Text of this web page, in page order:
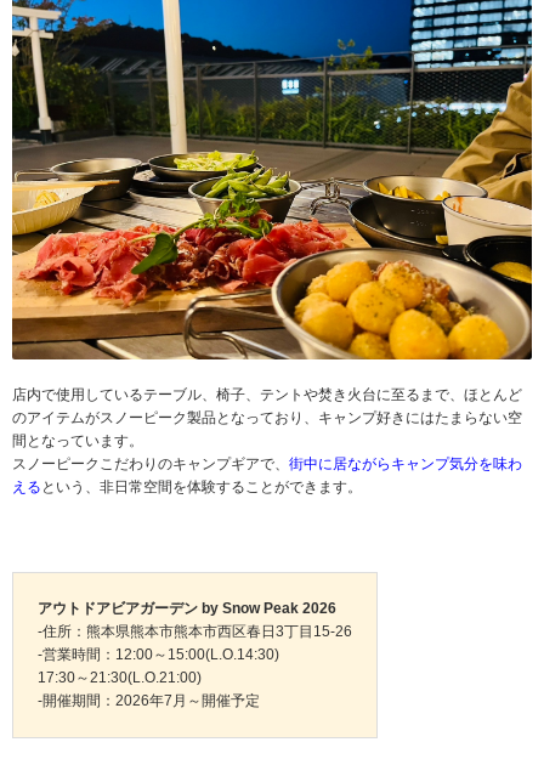
店内で使用しているテーブル、椅子、テントや焚き火台に至るまで、ほとんど
のアイテムがスノーピーク製品となっており、キャンプ好きにはたまらない空
間となっています。
スノーピークこだわりのキャンプギアで、 街中に居ながらキャンプ気分を味わ
える という、非日常空間を体験することができます。
アウトドアビアガーデン by Snow Peak 2026
-住所：熊本県熊本市熊本市西区春日3丁目15-26
-営業時間：12:00～15:00(L.O.14:30)
17:30～21:30(L.O.21:00)
-開催期間：2026年7月～開催予定